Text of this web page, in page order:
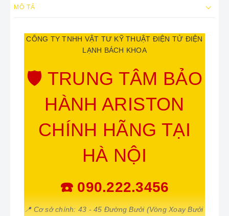
MÔ TẢ
CÔNG TY TNHH VẬT TƯ KỸ THUẬT ĐIỆN TỬ ĐIỆN
LẠNH BÁCH KHOA
🛡️ TRUNG TÂM BẢO
HÀNH ARISTON
CHÍNH HÃNG TẠI
HÀ NỘI
☎️ 090.222.3456
📍 Cơ sở chính: 43 - 45 Đường Bưởi (Vòng Xoay Bưởi